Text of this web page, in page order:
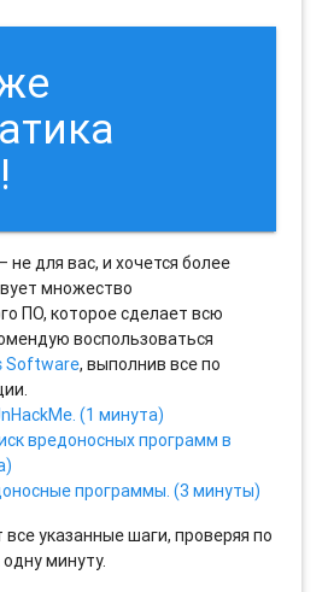
для вас, и хочется более
множество
ПО, которое сделает всю
воспользоваться
Software, выполнив все по
(1 минута)
вредоносных программ в
программы. (3 минуты)
указанные шаги, проверяя по
одну минуту.